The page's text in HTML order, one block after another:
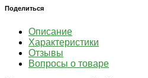
Поделиться
Описание
Характеристики
Отзывы
Вопросы о товаре